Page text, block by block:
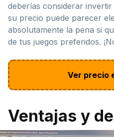
deberías considerar
su precio puede parecer
absolutamente la pena si
de tus juegos preferidos.
Ver precio
Ventajas y